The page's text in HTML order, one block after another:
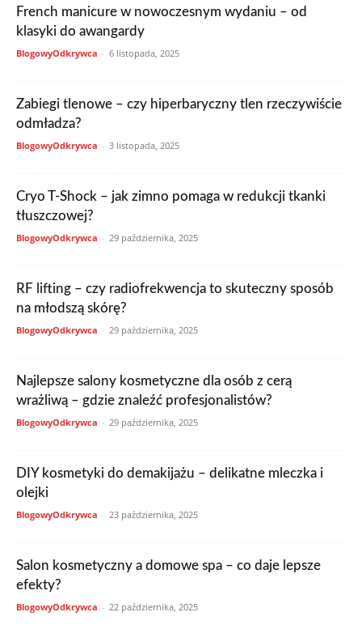
French manicure w nowoczesnym wydaniu – od
klasyki do awangardy
BlogowyOdkrywca - 6 listopada, 2025
Zabiegi tlenowe – czy hiperbaryczny tlen rzeczywiście
odmładza?
BlogowyOdkrywca - 3 listopada, 2025
Cryo T-Shock – jak zimno pomaga w redukcji tkanki
tłuszczowej?
BlogowyOdkrywca - 29 października, 2025
RF lifting – czy radiofrekwencja to skuteczny sposób
na młodszą skórę?
BlogowyOdkrywca - 29 października, 2025
Najlepsze salony kosmetyczne dla osób z cerą
wrażliwą – gdzie znaleźć profesjonalistów?
BlogowyOdkrywca - 29 października, 2025
DIY kosmetyki do demakijażu – delikatne mleczka i
olejki
BlogowyOdkrywca - 23 października, 2025
Salon kosmetyczny a domowe spa – co daje lepsze
efekty?
BlogowyOdkrywca - 22 października, 2025